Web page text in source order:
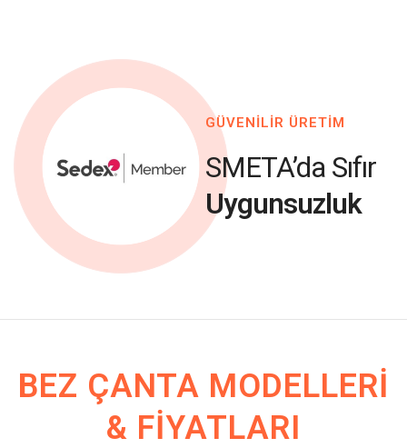
GÜVENİLİR ÜRETİM
SMETA’da Sıfır
Uygunsuzluk
BEZ ÇANTA MODELLERI
& FIYATLARI